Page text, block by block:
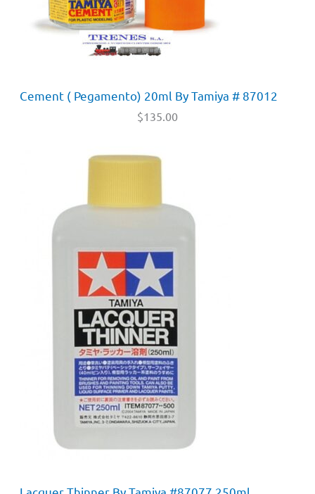
Cement ( Pegamento) 20ml By Tamiya # 87012
$135.00